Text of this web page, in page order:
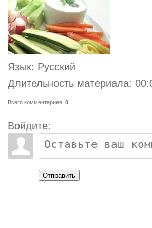
Язык: Русский
Длительность материала:
Всего комментариев: 0
Войдите:
Отправить